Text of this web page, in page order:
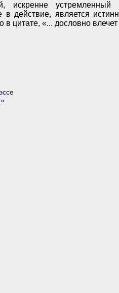
искренне
в действие, является
в цитате, «... дословно
»